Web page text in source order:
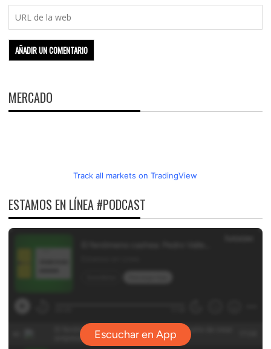
MERCADO
Track all markets on TradingView
ESTAMOS EN LÍNEA #PODCAST